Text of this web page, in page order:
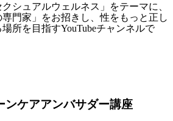
クシュアルウェルネス」をテーマに、
門家」をお招きし、性をもっと正し
所を目指すYouTubeチャンネルで
ンケアアンバサダー講座